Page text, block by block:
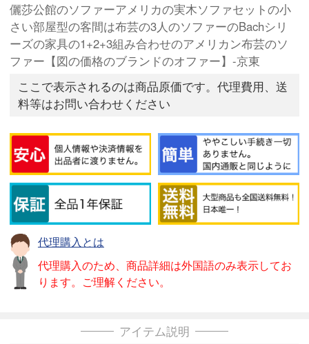
儷莎公館のソファーアメリカの実木ソファセットの小
さい部屋型の客間は布芸の3人のソファーのBachシリ
ーズの家具の1+2+3組み合わせのアメリカン布芸のソ
ファー【図の価格のブランドのオファー】-京東
ここで表示されるのは商品原価です。代理費用、送
料等はお問い合わせください
代理購入とは
代理購入のため、商品詳細は外国語のみ表示してお
ります。ご理解ください。
アイテム説明